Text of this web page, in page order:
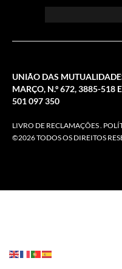
UNIÃO DAS
MARÇO, N.º 672, 3885-518
501 097 350
LIVRO DE RECLAMAÇÕES
©2026 TODOS OS DIREITOS